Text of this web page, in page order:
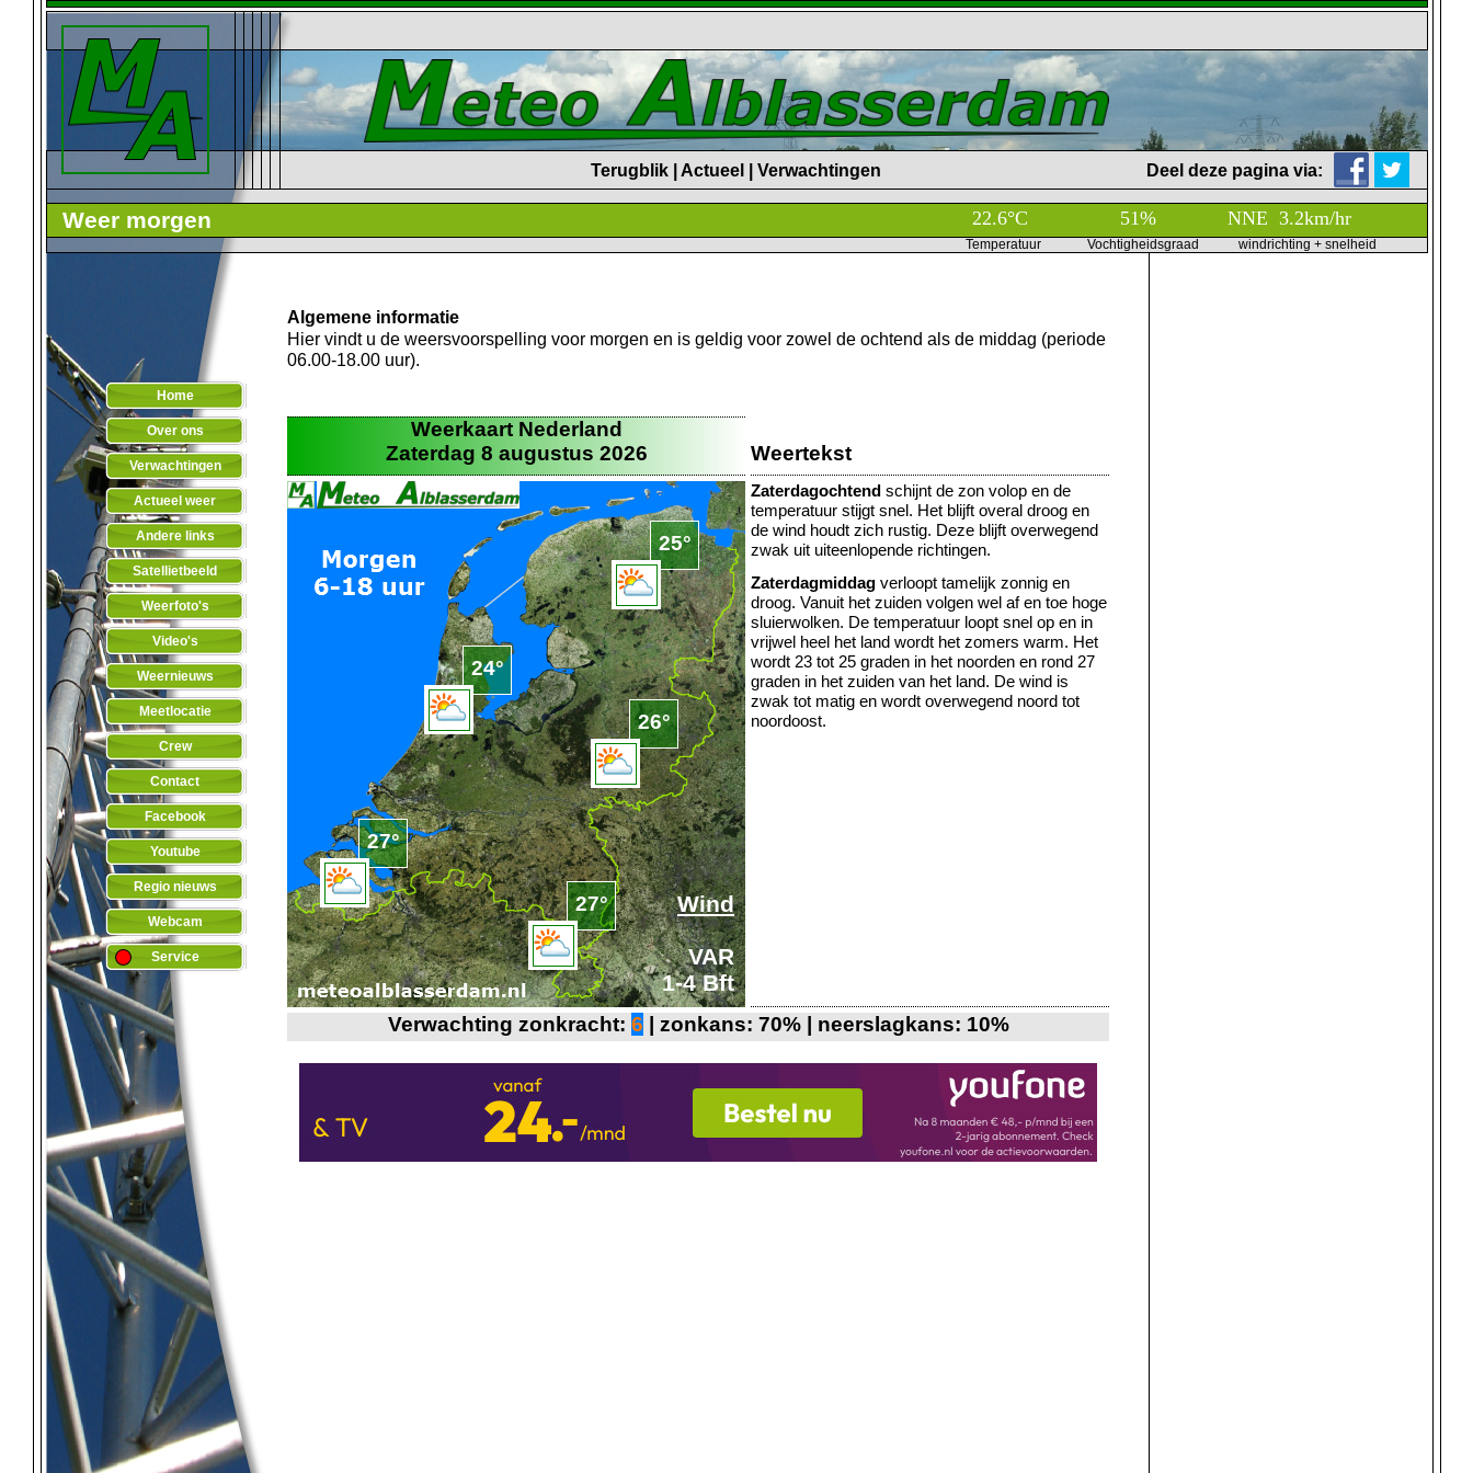
Home
Over ons
Verwachtingen
Actueel weer
Andere links
Satellietbeeld
Weerfoto's
Video's
Weernieuws
Meetlocatie
Crew
Contact
Facebook
Youtube
Regio nieuws
Webcam
Service
Terugblik | Actueel | Verwachtingen
Temperatuur Vochtigheidsgraad windrichting + snelheid
Deel deze pagina via:
Weer morgen
Algemene informatie
Hier vindt u de weersvoorspelling voor morgen en is geldig voor zowel de ochtend als de middag (periode
06.00-18.00 uur).